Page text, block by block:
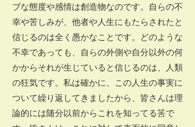
ブな態度や感情は創造物なのです。自らの不
幸や苦しみが、他者や人生にもたらされたと
信じるのは全く愚かなことです。どのような
不幸であっても、自らの外側や自分以外の何
かからそれが生じていると信じるのは、人類
の狂気です。私は確かに、この人生の事実に
ついて繰り返してきましたから、皆さんは理
論的には随分以前からこれを知ってる筈で